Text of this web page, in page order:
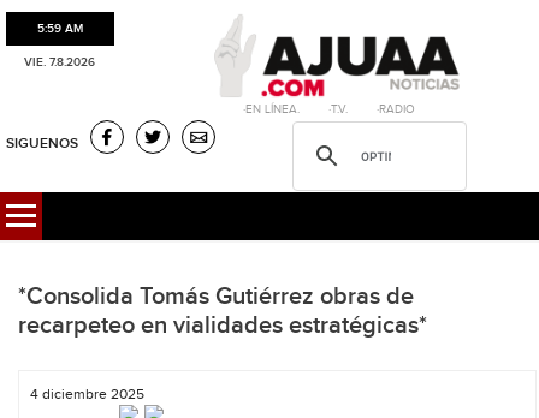
5:59 AM
VIE. 7.8.2026
·EN LÍNEA. ·T.V. ·RADIO
SIGUENOS
*Consolida Tomás Gutiérrez obras de
recarpeteo en vialidades estratégicas*
4 diciembre 2025